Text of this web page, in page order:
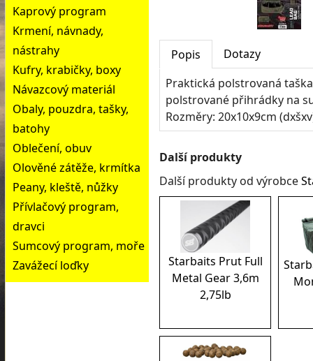
Kaprový program
Krmení, návnady,
nástrahy
Kufry, krabičky, boxy
Návazcový materiál
Obaly, pouzdra, tašky,
batohy
Oblečení, obuv
Olověné zátěže, krmítka
Peany, kleště, nůžky
Přívlačový program,
dravci
Sumcový program, moře
Zavážecí loďky
Popis
Dotazy
Praktická polstrovaná
polstrované přihrádky na
Rozměry: 20x10x9cm
Další produkty
Další produkty od výrobce
Starbaits Prut Full
Metal Gear 3,6m
2,75lb